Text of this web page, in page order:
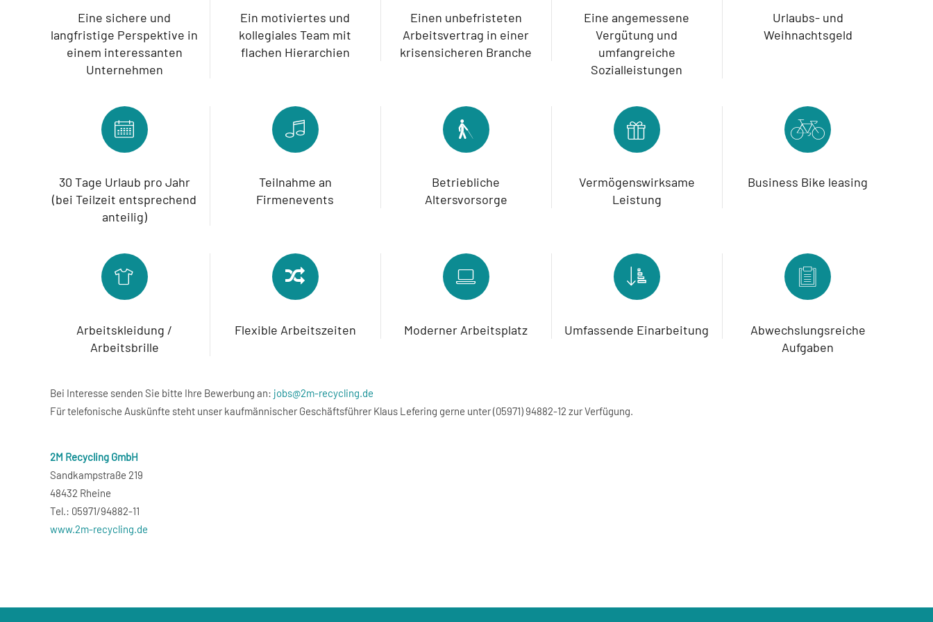
Eine sichere und
langfristige Perspektive in
einem interessanten
Unternehmen
Ein motiviertes und
kollegiales Team mit
flachen Hierarchien
Einen unbefristeten
Arbeitsvertrag in einer
krisensicheren Branche
Eine angemessene
Vergütung und
umfangreiche
Sozialleistungen
Urlaubs- und
Weihnachtsgeld
30 Tage Urlaub pro Jahr
(bei Teilzeit entsprechend
anteilig)
Teilnahme an
Firmenevents
Betriebliche
Altersvorsorge
Vermögenswirksame
Leistung
Business Bike leasing
Arbeitskleidung /
Arbeitsbrille
Flexible Arbeitszeiten Moderner Arbeitsplatz Umfassende Einarbeitung
Abwechslungsreiche
Aufgaben
Bei Interesse senden Sie bitte Ihre Bewerbung an: jobs@2m-recycling.de
Für telefonische Auskünfte steht unser kaufmännischer Geschäftsführer Klaus Lefering gerne unter (05971) 94882-12 zur Verfügung.
2M Recycling GmbH
Sandkampstraße 219
48432 Rheine
Tel.: 05971/94882-11
www.2m-recycling.de